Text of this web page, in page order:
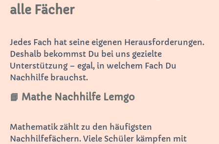
alle Fächer
Jedes Fach hat seine eigenen Herausforderungen.
Deshalb bekommst Du bei uns gezielte
Unterstützung – egal, in welchem Fach Du
Nachhilfe brauchst.
📘 Mathe Nachhilfe Lemgo
Mathematik zählt zu den häufigsten
Nachhilfefächern. Viele Schüler kämpfen mit